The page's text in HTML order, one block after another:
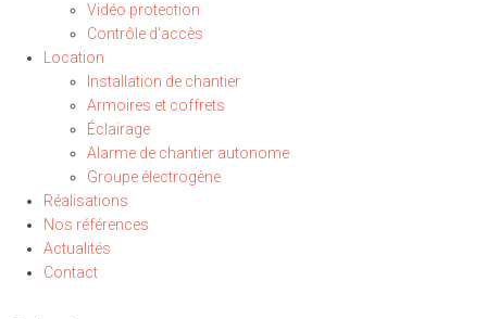
Vidéo protection
Contrôle d’accès
Location
Installation de chantier
Armoires et coffrets
Éclairage
Alarme de chantier autonome
Groupe électrogène
Réalisations
Nos références
Actualités
Contact